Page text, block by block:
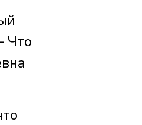
Что